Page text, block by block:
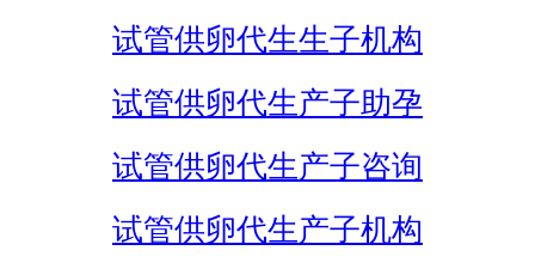
试管供卵代生生子机构
试管供卵代生产子助孕
试管供卵代生产子咨询
试管供卵代生产子机构